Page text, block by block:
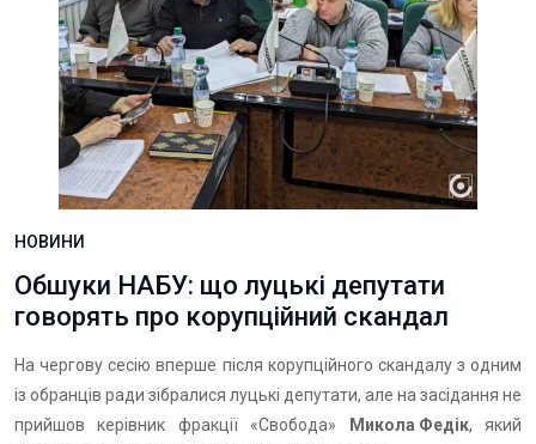
НОВИНИ
Обшуки НАБУ: що луцькі депутати
говорять про корупційний скандал
На чергову сесію вперше після корупційного скандалу з одним
із обранців ради зібралися луцькі депутати, але на засідання не
прийшов керівник фракції «Свобода»
Микола Федік, який